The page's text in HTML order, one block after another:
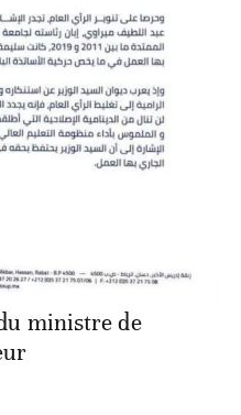
ministre de